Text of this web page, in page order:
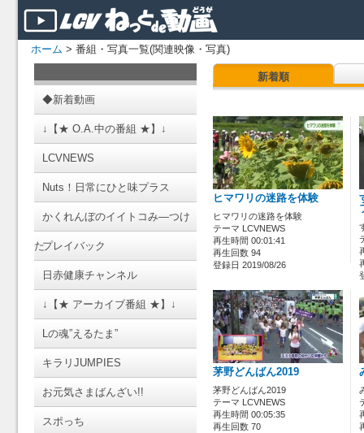
ホーム > 番組・写真一覧(関連映像・写真)
◆新着動画
↓【★ O.A.中の番組 ★】↓
LCVNEWS
Nuts！日常にひと味プラス
かくれんぼのイイトコみ―つけ
たプレイバック
日赤健康チャンネル
↓【★ アーカイブ番組 ★】↓
Lの魂”えるたま”
キラリJUMPIES
お元気さまばんざい!!
スポっち
新着順
ヒマワリの迷路を体験
ヒマワリの迷路を体験
テーマ LCVNEWS
再生時間 00:01:41
再生回数 94
登録日 2019/08/26
茅野どんばん2019
茅野どんばん2019
テーマ LCVNEWS
再生時間 00:05:35
再生回数 70